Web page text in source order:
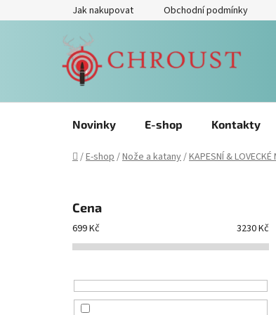
na
Jak nakupovat Obchodní podmínky
Novinky E-shop Kontakty
Domů
/E-shop/Nože a katany/KAPESNÍ & LOVECKÉ
Cena
699Kč 3230Kč